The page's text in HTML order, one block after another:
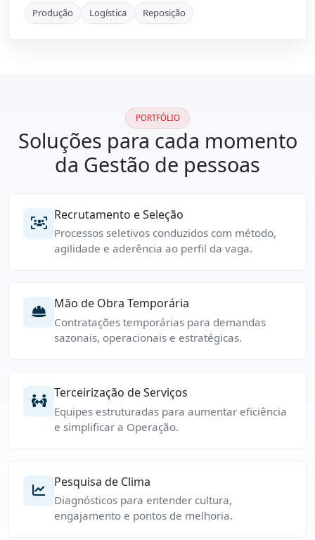
Produção Logística Reposição
PORTFÓLIO
Soluções para cada momento
da Gestão de pessoas
Recrutamento e Seleção
Processos seletivos conduzidos com método,
agilidade e aderência ao perfil da vaga.
Mão de Obra Temporária
Contratações temporárias para demandas
sazonais, operacionais e estratégicas.
Terceirização de Serviços
Equipes estruturadas para aumentar eficiência
e simplificar a Operação.
Pesquisa de Clima
Diagnósticos para entender cultura,
engajamento e pontos de melhoria.